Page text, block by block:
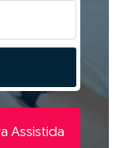
Assistida